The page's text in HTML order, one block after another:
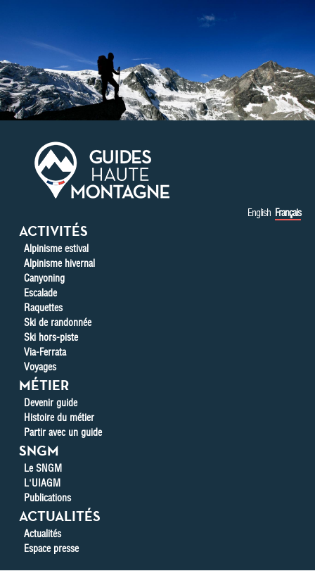
English Français
ACTIVITÉS
Alpinisme estival
Alpinisme hivernal
Canyoning
Escalade
Raquettes
Ski de randonnée
Ski hors-piste
Via-Ferrata
Voyages
MÉTIER
Devenir guide
Histoire du métier
Partir avec un guide
SNGM
Le SNGM
L'UIAGM
Publications
ACTUALITÉS
Actualités
Espace presse